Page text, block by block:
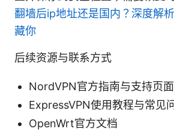
翻墙后ip地址还是国内？深度解
藏你
后续资源与联系方式
NordVPN官方指南与支持页面
ExpressVPN使用教程与常见
OpenWrt官方文档